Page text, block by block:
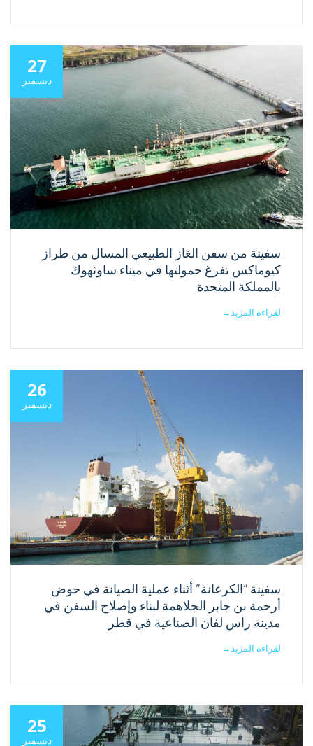
27
ديسمبر
سفينة من سفن الغاز الطبيعي المسال من طراز
كيوماكس تفرغ حمولتها في ميناء ساوثهوك
بالمملكة المتحدة
لقراءة المزيد→
26
ديسمبر
سفينة “الكرعانة” أثناء عملية الصيانة في حوض
أرحمة بن جابر الجلاهمة لبناء وإصلاح السفن في
مدينة راس لفان الصناعية في قطر
لقراءة المزيد→
25
ديسمبر